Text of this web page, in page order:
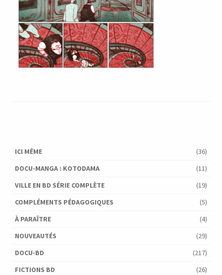
ICI MÊME
(36)
DOCU-MANGA : KOTODAMA
(11)
VILLE EN BD SÉRIE COMPLÈTE
(19)
COMPLÉMENTS PÉDAGOGIQUES
(5)
À PARAÎTRE
(4)
NOUVEAUTÉS
(29)
DOCU-BD
(217)
FICTIONS BD
(26)